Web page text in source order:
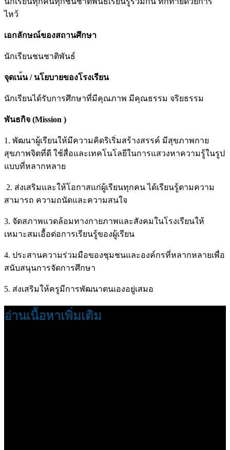
ไหว้
เอกลักษณ์ของสถานศึกษา
นักเรียนชนชาติพันธ์
จุดเนน/ นโยบายของโรงเรียน
นักเรียนได้รับการศึกษาที่มีคุณภาพ มีคุณธรรม จริยธรรม
พันธกิจ (Mission )
1. พัฒนาผู้เรียนให้มีความคิดริเริ่มสร้างสรรค์ มีสุขภาพกาย
สุขภาพจิตที่ดี ใช้สื่อและเทคโนโลยีในการแสวงหาความรู้ในรูป
แบบที่หลากหลาย
2. ส่งเสริมและให้โอกาสแก่ผู้เรียนทุกคน ได้เรียนรู้ตามความ
สามารถ ความถนัดและความสนใจ
3. จัดสภาพแวดล้อมทางกายภาพและสังคมในโรงเรียนให้
เหมาะสมเอื้อต่อการเรียนรู้ของผู้เรียน
4. ประสานความร่วมมือของชุมชนและองค์กรที่หลากหลายเพื่อ
สนับสนุนการจัดการศึกษา
5. ส่งเสริมให้ครูมีการพัฒนาตนเองอยู่เสมอ
อ่านเนื้อหาเพิ่มเติม